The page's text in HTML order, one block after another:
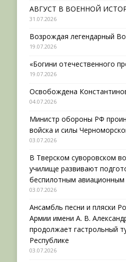
АВГУСТ В ВОЕННОЙ
31.07.2026
Возрождая легендарный
19.07.2026
«Богини отечественного
19.07.2026
Освобождена
04.07.2026
Министр обороны РФ
войска и силы
03.07.2026
В Тверском суворовском
училище развивают
беспилотным авиационным
03.07.2026
Ансамбль песни и пляски
Армии имени А. В.
продолжает гастрольный
Республике
03.07.2026